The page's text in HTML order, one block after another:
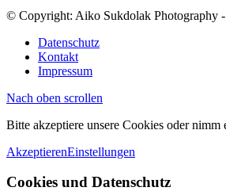
© Copyright: Aiko Sukdolak Photography -
Datenschutz
Kontakt
Impressum
Nach oben scrollen
Bitte akzeptiere unsere Cookies oder
AkzeptierenEinstellungen
Cookies und Datenschutz